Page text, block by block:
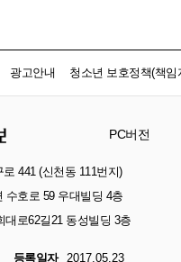
광고안내 청소년 보호정책(책임
PC버전
441 (신천동 111번지)
호로 59 우대빌딩 4층
로62길21 동성빌딩 3층
등록일자 2017.05.23